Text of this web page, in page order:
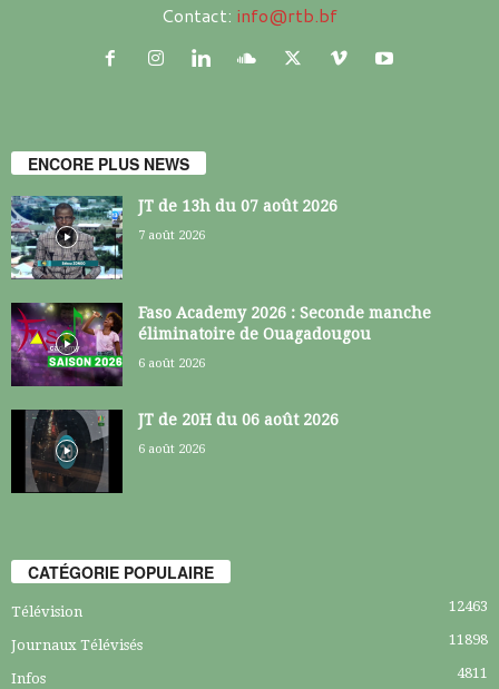
Contact: info@rtb.bf
ENCORE PLUS NEWS
JT de 13h du 07 août 2026
7 août 2026
Faso Academy 2026 : Seconde manche
éliminatoire de Ouagadougou
6 août 2026
JT de 20H du 06 août 2026
6 août 2026
CATÉGORIE POPULAIRE
Télévision 12463
Journaux Télévisés 11898
Infos 4811